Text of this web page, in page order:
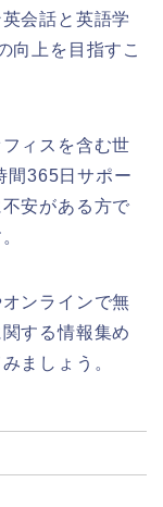
会話と英語学
向上を目指すこ
ィスを含む世
間365日サポー
安がある方で
ンラインで無
する情報集め
ましょう。